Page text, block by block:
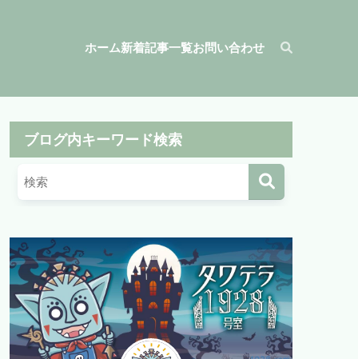
ホーム新着記事一覧お問い合わせ
ブログ内キーワード検索